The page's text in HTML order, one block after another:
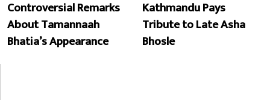
Controversial Remarks
About Tamannaah
Bhatia’s Appearance
Kathmandu Pays
Tribute to Late Asha
Bhosle